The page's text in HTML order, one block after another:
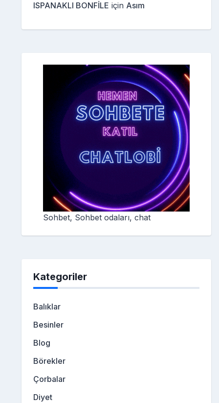
ISPANAKLI BONFİLE için Asım
Sohbet, Sohbet odaları, chat
Kategoriler
Balıklar
Besinler
Blog
Börekler
Çorbalar
Diyet